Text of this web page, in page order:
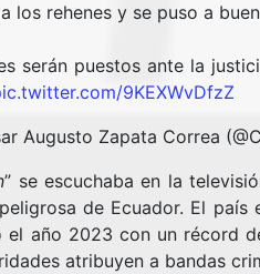
los rehenes y se puso a
serán puestos ante la
9KEXWvDfzZ
Augusto Zapata Correa
” se escuchaba en la
de Ecuador. El
el año 2023 con un récord
atribuyen a bandas